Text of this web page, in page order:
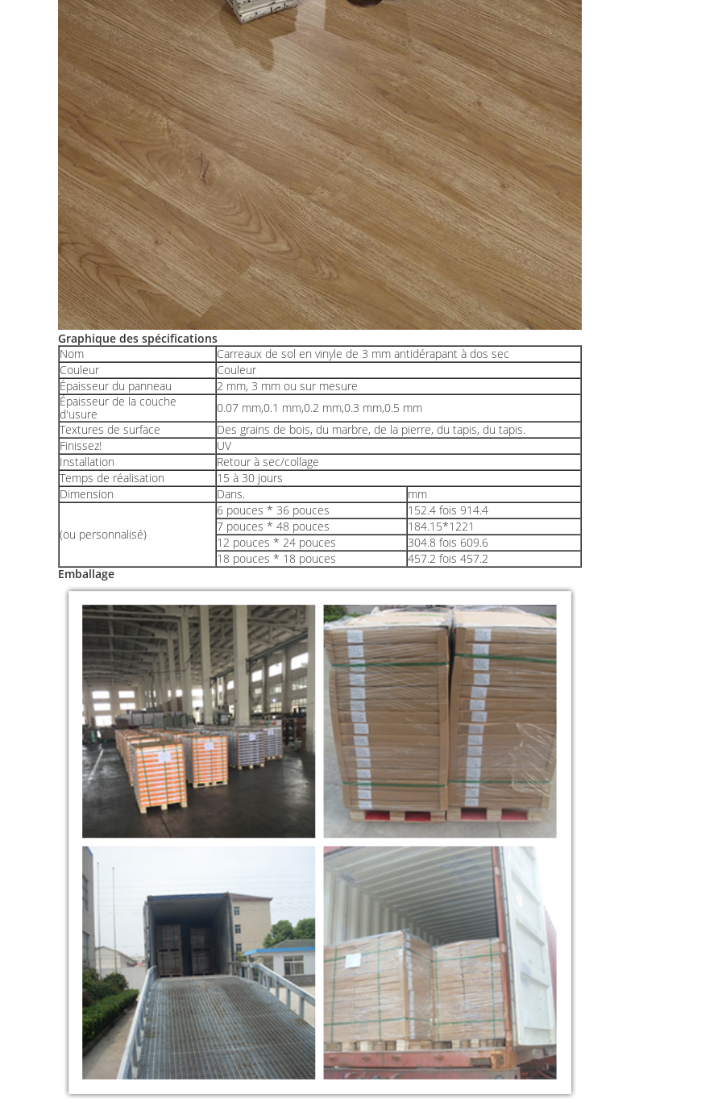
Graphique des spécifications
Nom
Carreaux de sol en vinyle de 3 mm antidérapant à dos sec
Couleur
Couleur
Épaisseur du panneau
2 mm, 3 mm ou sur mesure
Épaisseur de la couche
d'usure
0.07 mm,0.1 mm,0.2 mm,0.3 mm,0.5 mm
Textures de surface
Des grains de bois, du marbre, de la pierre, du tapis, du tapis.
Finissez!
UV
Installation
Retour à sec/collage
Temps de réalisation
15 à 30 jours
Dimension
Dans. mm
(ou personnalisé)
6 pouces * 36 pouces
152.4 fois 914.4
7 pouces * 48 pouces
184.15*1221
12 pouces * 24 pouces
304.8 fois 609.6
18 pouces * 18 pouces
457.2 fois 457.2
Emballage